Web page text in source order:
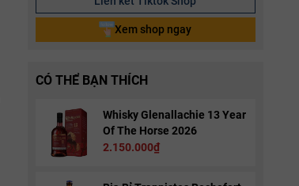
Xem shop ngay
CÓ THỂ BẠN THÍCH
Whisky Glenallachie 13 Year
Of The Horse 2026
2.150.000₫